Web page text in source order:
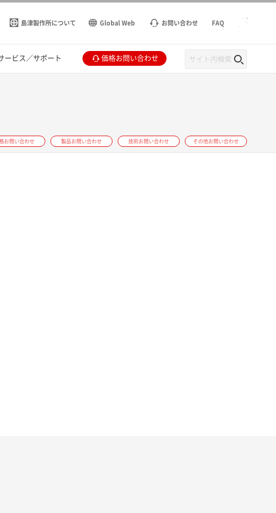
島津製作所について Global Web お問い合わせ FAQ
ービス／サポート 価格お問い合わせ
お問い合わせ 製品お問い合わせ 技術お問い合わせ その他お問い合わせ